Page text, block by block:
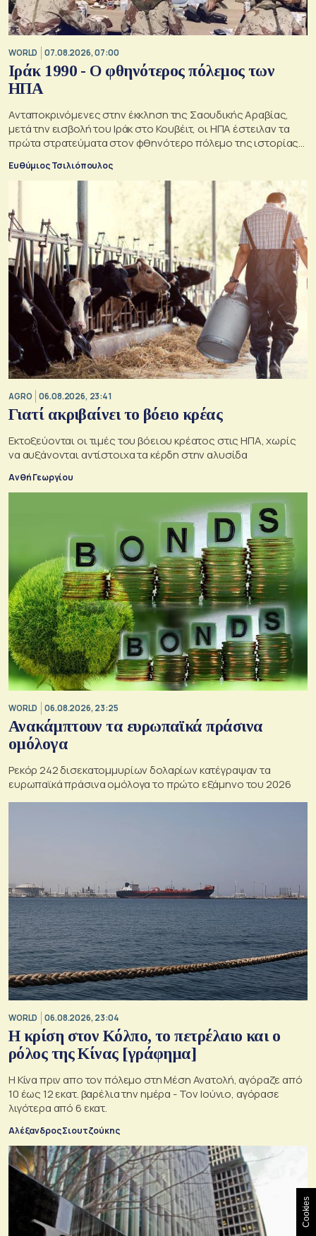
WORLD 07.08.2026, 07:00
Ιράκ 1990 - Ο φθηνότερος πόλεμος των
ΗΠΑ
Ανταποκρινόμενες στην έκκληση της Σαουδικής Αραβίας,
μετά την εισβολή του Ιράκ στο Κουβέιτ, οι ΗΠΑ έστειλαν τα
πρώτα στρατεύματα στον φθηνότερο πόλεμο της ιστορίας
τους
Ευθύμιος Τσιλιόπουλος
AGRO 06.08.2026, 23:41
Γιατί ακριβαίνει το βόειο κρέας
Εκτοξεύονται οι τιμές του βόειου κρέατος στις ΗΠΑ, χωρίς
να αυξάνονται αντίστοιχα τα κέρδη στην αλυσίδα
Ανθή Γεωργίου
WORLD 06.08.2026, 23:25
Ανακάμπτουν τα ευρωπαϊκά πράσινα
ομόλογα
Ρεκόρ 242 δισεκατομμυρίων δολαρίων κατέγραψαν τα
ευρωπαϊκά πράσινα ομόλογα το πρώτο εξάμηνο του 2026
WORLD 06.08.2026, 23:04
Η κρίση στoν Κόλπο, το πετρέλαιο και ο
ρόλος της Κίνας [γράφημα]
Η Κίνα πριν απο τον πόλεμο στη Μέση Ανατολή, αγόραζε από
10 έως 12 εκατ. βαρέλια την ημέρα - Τον Ιούνιο, αγόρασε
λιγότερα από 6 εκατ.
Αλέξανδρος Σιουτζούκης
Cookies